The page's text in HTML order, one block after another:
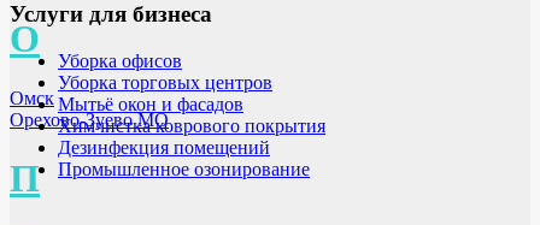
О
Омск
Орехово-Зуево МО
П
Услуги для бизнеса
Уборка офисов
Уборка торговых центров
Мытьё окон и фасадов
Химчистка коврового покрытия
Дезинфекция помещений
Промышленное озонирование